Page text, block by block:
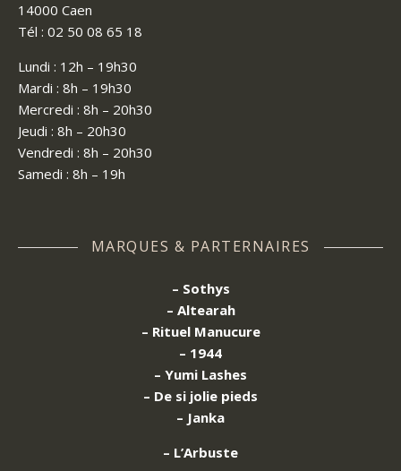
14000 Caen
Tél : 02 50 08 65 18
Lundi : 12h – 19h30
Mardi : 8h – 19h30
Mercredi : 8h – 20h30
Jeudi : 8h – 20h30
Vendredi : 8h – 20h30
Samedi : 8h – 19h
MARQUES & PARTERNAIRES
– Sothys
– Altearah
– Rituel Manucure
– 1944
– Yumi Lashes
– De si jolie pieds
– Janka
– L’Arbuste